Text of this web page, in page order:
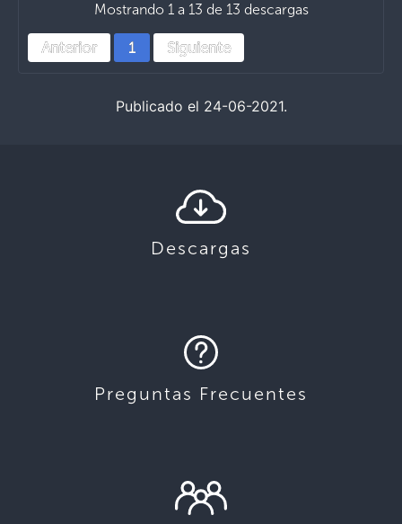
Mostrando 1 a 13 de 13 descargas
Anterior 1 Siguiente
Publicado el 24-06-2021.
Descargas
Preguntas Frecuentes